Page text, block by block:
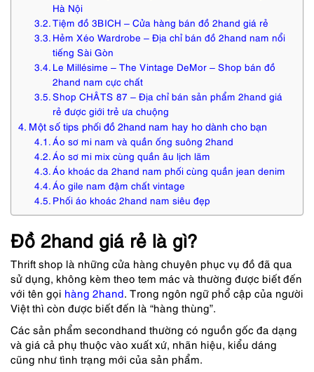
Hà Nội
Tiệm đồ 3BICH – Cửa hàng bán đồ 2hand giá rẻ
Hẻm Xéo Wardrobe – Địa chỉ bán đồ 2hand nam nổi
tiếng Sài Gòn
Le Millésime – The Vintage DeMor – Shop bán đồ
2hand nam cực chất
Shop CHÂTS 87 – Địa chỉ bán sản phẩm 2hand giá
rẻ được giới trẻ ưa chuộng
Một số tips phối đồ 2hand nam hay ho dành cho bạn
Áo sơ mi nam và quần ống suông 2hand
Áo sơ mi mix cùng quần âu lịch lãm
Áo khoác da 2hand nam phối cùng quần jean denim
Áo gile nam đậm chất vintage
Phối áo khoác 2hand nam siêu đẹp
Đồ 2hand giá rẻ là gì?
Thrift shop là những cửa hàng chuyên phục vụ đồ đã qua
sử dụng, không kèm theo tem mác và thường được biết đến
với tên gọi hàng 2hand . Trong ngôn ngữ phổ cập của người
Việt thì còn được biết đến là “hàng thùng”.
Các sản phẩm secondhand thường có nguồn gốc đa dạng
và giá cả phụ thuộc vào xuất xứ, nhãn hiệu, kiểu dáng
cũng như tình trạng mới của sản phẩm.